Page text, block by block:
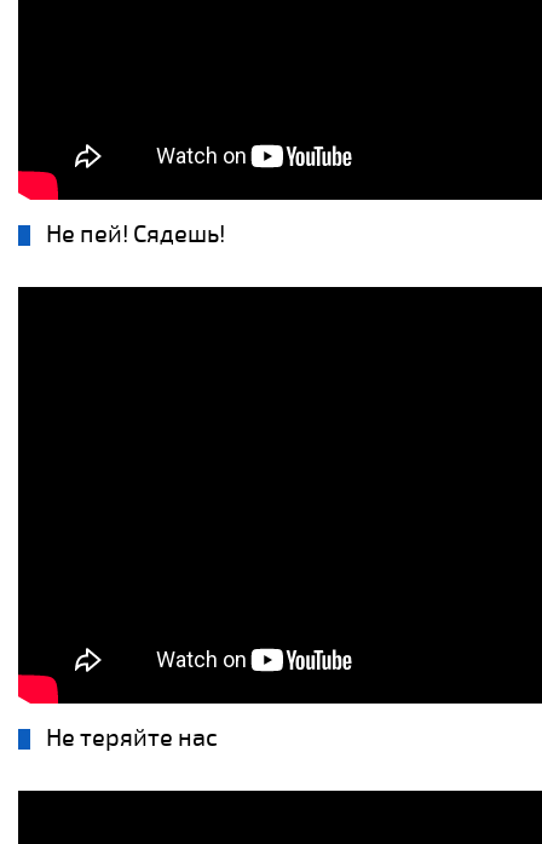
Не пей! Сядешь!
Не теряйте нас